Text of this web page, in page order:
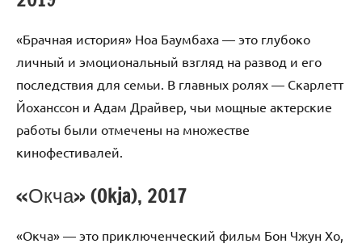
«Брачная история» Ноа Баумбаха — это глубоко
личный и эмоциональный взгляд на развод и его
последствия для семьи. В главных ролях — Скарлетт
Йоханссон и Адам Драйвер, чьи мощные актерские
работы были отмечены на множестве
кинофестивалей.
«Окча» (Okja), 2017
«Окча» — это приключенческий фильм Бон Чжун Хо,